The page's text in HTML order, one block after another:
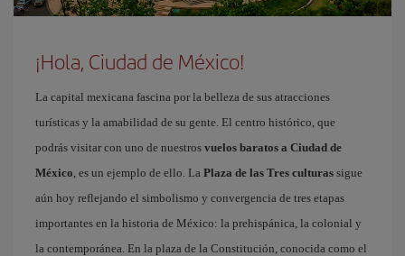
¡Hola, Ciudad de México!
La capital mexicana fascina por la belleza de sus atracciones
turísticas y la amabilidad de su gente. El centro histórico, que
podrás visitar con uno de nuestros vuelos baratos a Ciudad de
México, es un ejemplo de ello. La Plaza de las Tres culturas sigue
aún hoy reflejando el simbolismo y convergencia de tres etapas
importantes en la historia de México: la prehispánica, la colonial y
la contemporánea. En la plaza de la Constitución, conocida como el